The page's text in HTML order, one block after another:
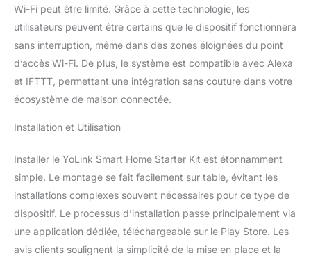
éloignées. Alerte audio
puissante : restez
informé des fuites
potentielles avec l'alarme
audio robuste de 105 dB
de notre détecteur de
fuite d'eau. Réagissez
dommages causés par
l'eau. Design étanche
robuste : avec un indice
impressionnant, notre
détecteur de fuite d'eau
est conçu pour résister à
Wi-Fi peut être limité. Grâce à cette technologie, les
utilisateurs peuvent être certains que le dispositif fonctionnera
sans interruption, même dans des zones éloignées du point
d’accès Wi-Fi. De plus, le système est compatible avec Alexa
et IFTTT, permettant une intégration sans couture dans votre
écosystème de maison connectée.
Installation et Utilisation
Installer le YoLink Smart Home Starter Kit est étonnamment
simple. Le montage se fait facilement sur table, évitant les
installations complexes souvent nécessaires pour ce type de
dispositif. Le processus d’installation passe principalement via
une application dédiée, téléchargeable sur le Play Store. Les
avis clients soulignent la simplicité de la mise en place et la